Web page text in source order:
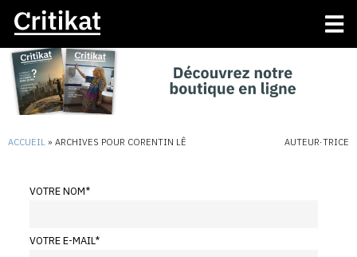
ACCUEIL » ARCHIVES POUR CORENTIN LÊ AUTEUR·TRICE
VOTRE NOM*
VOTRE E-MAIL*